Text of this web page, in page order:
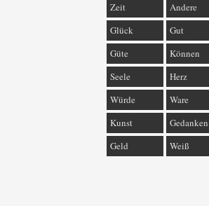
Zeit
Andere
Glück
Gut
Güte
Können
Seele
Herz
Würde
Ware
Kunst
Gedanken
Geld
Weiß